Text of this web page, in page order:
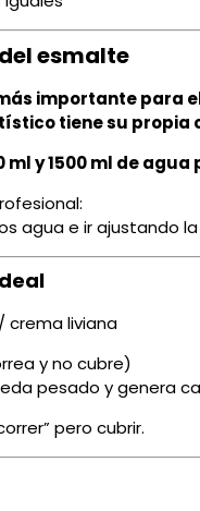
esmalte
importante para
tiene su propia
ml y 1500 ml de
agua e ir ajustando
crema liviana
y no cubre)
pesado y genera
pero cubrir.